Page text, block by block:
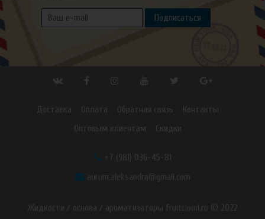
Подписаться
Доставка Оплата Обратная связь
Контакты
Оптовым клиентам
Скидки
+7 (981) 036-45-81
aurum.aleksandra@gmail.com
Жидкости / основа / ароматизаторы fruitcloud.ru © 2022